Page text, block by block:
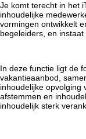
Je komt terecht in het
inhoudelijke
vormingen ontwikkelt
begeleiders, en
In deze functie ligt de
vakantieaanbod,
inhoudelijke opvolging
afstemmen en
inhoudelijk sterk